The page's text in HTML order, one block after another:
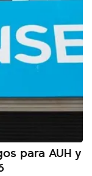
para AUH y